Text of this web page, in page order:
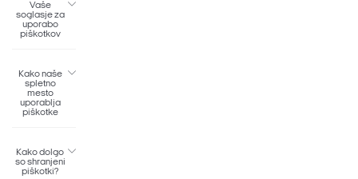
Vaše
soglasje za
uporabo
piškotkov
Kako naše
spletno
mesto
uporablja
piškotke
Kako dolgo
so shranjeni
piškotki?